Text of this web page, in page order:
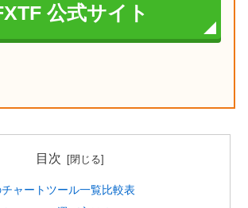
公式サイト
目次
ャートツール一覧比較表